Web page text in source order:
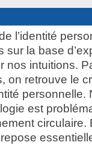
l’identité
la base
nos intuitions.
on retrouve le
est
circulaire.